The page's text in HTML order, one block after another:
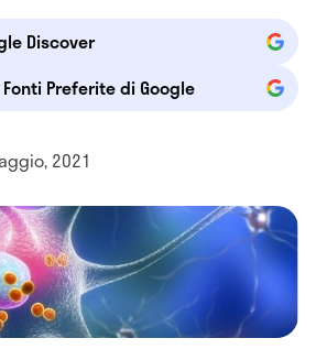
Discover
Preferite di Google
2021